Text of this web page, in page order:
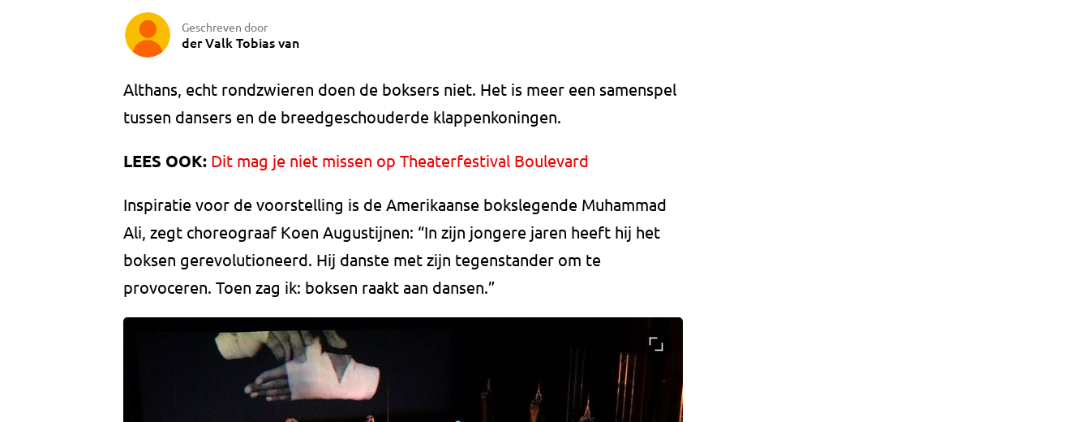
Geschreven door
der Valk Tobias van
Althans, echt rondzwieren doen de boksers niet. Het is meer een samenspel
tussen dansers en de breedgeschouderde klappenkoningen.
LEES OOK: Dit mag je niet missen op Theaterfestival Boulevard
Inspiratie voor de voorstelling is de Amerikaanse bokslegende Muhammad
Ali, zegt choreograaf Koen Augustijnen: “In zijn jongere jaren heeft hij het
boksen gerevolutioneerd. Hij danste met zijn tegenstander om te
provoceren. Toen zag ik: boksen raakt aan dansen.”